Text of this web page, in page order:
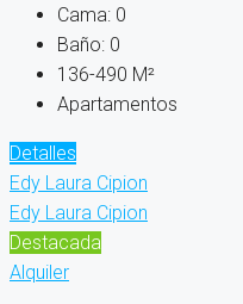
Cama: 0
Baño: 0
136-490 M²
Apartamentos
Detalles
Edy Laura Cipion
Edy Laura Cipion
Destacada
Alquiler